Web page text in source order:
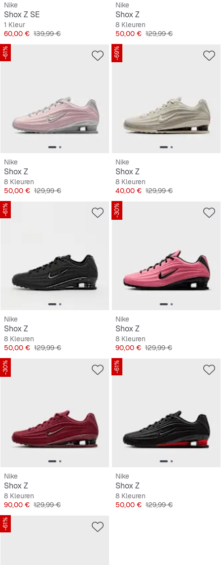
Nike
Shox Z SE
1 Kleur
Prijs
60,00 € Originele Prijs
139,99 €
Nike
Shox Z
8 Kleuren
Prijs
50,00 € Originele Prijs
129,99 €
-61%
Nike
Shox Z
8 Kleuren
Prijs
50,00 € Originele Prijs
129,99 €
-69%
Nike
Shox Z
8 Kleuren
Prijs
40,00 € Originele Prijs
129,99 €
-61%
Nike
Shox Z
8 Kleuren
Prijs
50,00 € Originele Prijs
129,99 €
-30%
Nike
Shox Z
8 Kleuren
Prijs
90,00 € Originele Prijs
129,99 €
-30%
Nike
Shox Z
8 Kleuren
Prijs
90,00 € Originele Prijs
129,99 €
-61%
Nike
Shox Z
8 Kleuren
Prijs
50,00 € Originele Prijs
129,99 €
-61%